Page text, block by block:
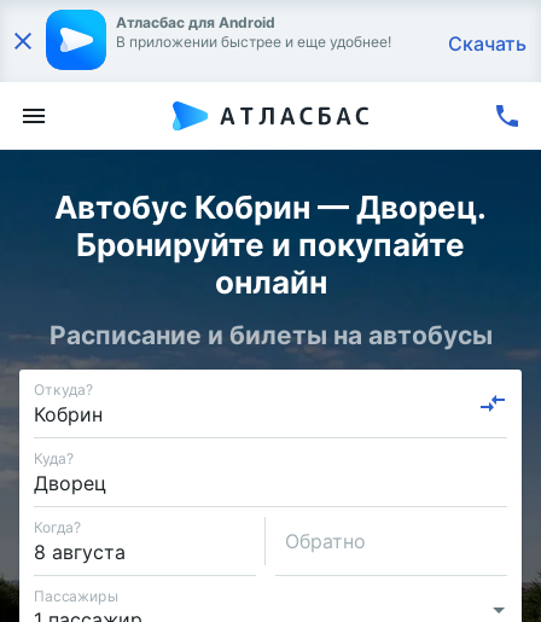
Атласбас для Android
В приложении быстрее и еще удобнее!
Скачать
Автобус Кобрин — Дворец.
Бронируйте и покупайте
онлайн
Расписание и билеты на автобусы
Откуда?
Куда?
Когда?
Обратно
Пассажиры